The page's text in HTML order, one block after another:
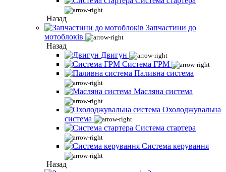
Назад
Запчастини до
мотоблоків
Назад
Двигун
Система ГРМ
Паливна система
Масляна система
Охолоджувальна
система
Система стартера
Система керування
Назад